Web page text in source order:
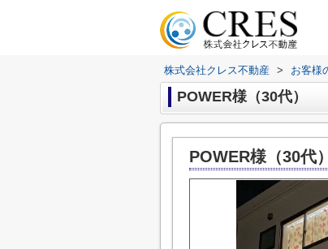
株式会社クレス不動産 > お客様
POWER様（30代）
POWER様（30代）